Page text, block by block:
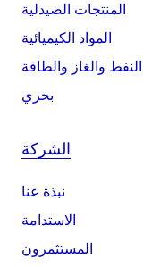
المنتجات الصيدلية
المواد الكيميائية
النفط والغاز والطاقة
بحري
الشركة
نبذة عنا
الاستدامة
المستثمرون